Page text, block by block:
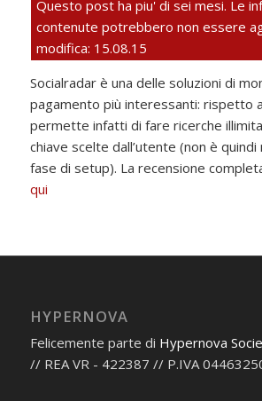
Questo post ha piu' di sei mesi. Le
contenute potrebbero non essere
modifica: 15.08.15
Socialradar è una delle soluzioni di
pagamento più interessanti: rispetto
permette infatti di fare ricerche
chiave scelte dall’utente (non è quindi
fase di setup). La recensione
qui
HYPERNOVA
Felicemente parte di Hypernova
// REA VR - 422387 // P.IVA